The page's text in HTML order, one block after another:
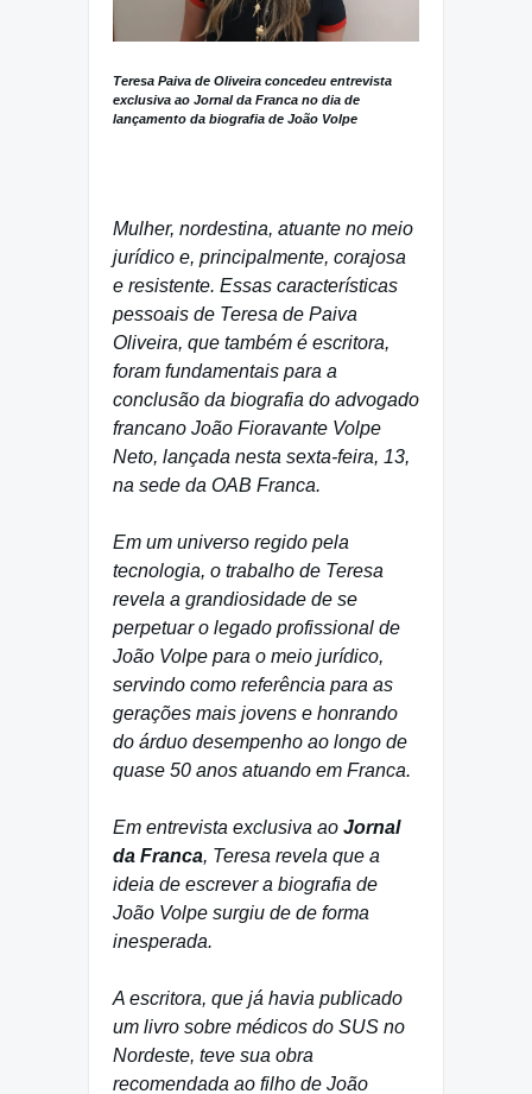
Teresa Paiva de Oliveira concedeu entrevista
exclusiva ao Jornal da Franca no dia de
lançamento da biografia de João Volpe
Mulher, nordestina, atuante no meio
jurídico e, principalmente, corajosa
e resistente. Essas características
pessoais de Teresa de Paiva
Oliveira, que também é escritora,
foram fundamentais para a
conclusão da biografia do advogado
francano João Fioravante Volpe
Neto, lançada nesta sexta-feira, 13,
na sede da OAB Franca.
Em um universo regido pela
tecnologia, o trabalho de Teresa
revela a grandiosidade de se
perpetuar o legado profissional de
João Volpe para o meio jurídico,
servindo como referência para as
gerações mais jovens e honrando
do árduo desempenho ao longo de
quase 50 anos atuando em Franca.
Em entrevista exclusiva ao Jornal
da Franca, Teresa revela que a
ideia de escrever a biografia de
João Volpe surgiu de de forma
inesperada.
A escritora, que já havia publicado
um livro sobre médicos do SUS no
Nordeste, teve sua obra
recomendada ao filho de João